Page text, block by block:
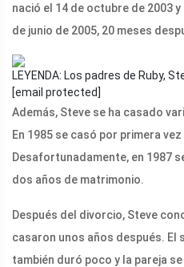
nació el 14 de octubre de 2003
de junio de 2005, 20 meses
LEYENDA: Los padres de Ruby,
[email protected]
Además, Steve se ha casado
En 1985 se casó por primera
Desafortunadamente, en 1987
dos años de matrimonio.
Después del divorcio, Steve
casaron unos años después. El
también duró poco y la pareja